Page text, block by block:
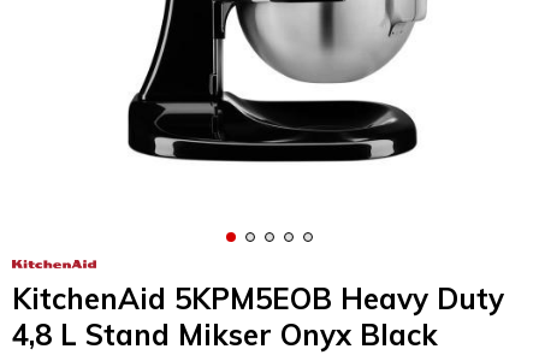
KitchenAid 5KPM5EOB Heavy Duty
4,8 L Stand Mikser Onyx Black